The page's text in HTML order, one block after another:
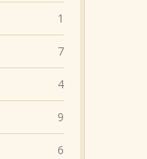
1
7
4
9
6